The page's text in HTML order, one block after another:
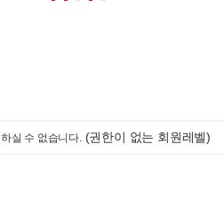
실 수 없습니다. (권한이 없는 회원레벨)